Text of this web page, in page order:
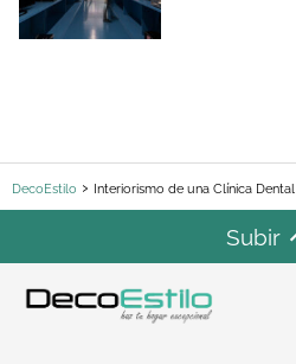
DecoEstilo Interiorismo de una Clínica Dental
Subir